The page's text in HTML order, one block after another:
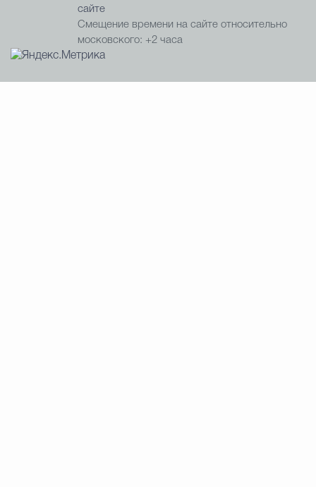
сайте
Смещение времени на сайте относительно
московского: +2 часа